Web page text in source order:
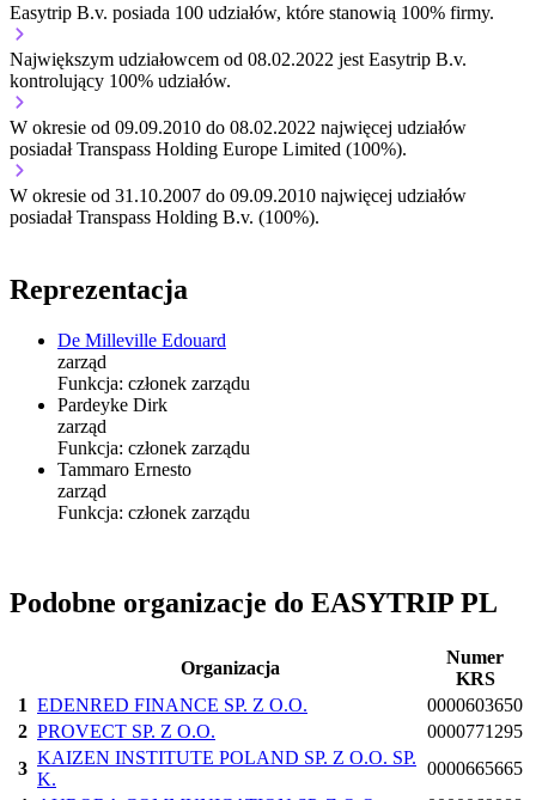
Easytrip B.v. posiada 100 udziałów, które stanowią 100% firmy.
Największym udziałowcem od 08.02.2022 jest Easytrip B.v.
kontrolujący 100% udziałów.
W okresie od 09.09.2010 do 08.02.2022 najwięcej udziałów
posiadał Transpass Holding Europe Limited (100%).
W okresie od 31.10.2007 do 09.09.2010 najwięcej udziałów
posiadał Transpass Holding B.v. (100%).
Reprezentacja
De Milleville Edouard
zarząd
Funkcja: członek zarządu
Pardeyke Dirk
zarząd
Funkcja: członek zarządu
Tammaro Ernesto
zarząd
Funkcja: członek zarządu
Podobne organizacje do EASYTRIP PL
Organizacja
Numer
KRS
1 EDENRED FINANCE SP. Z O.O.
0000603650
2 PROVECT SP. Z O.O.
0000771295
3
KAIZEN INSTITUTE POLAND SP. Z O.O. SP.
K.
0000665665